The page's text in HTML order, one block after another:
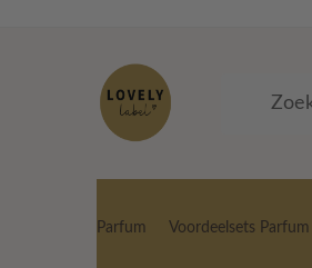
Zoeken
Parfum Voordeelsets Parfum